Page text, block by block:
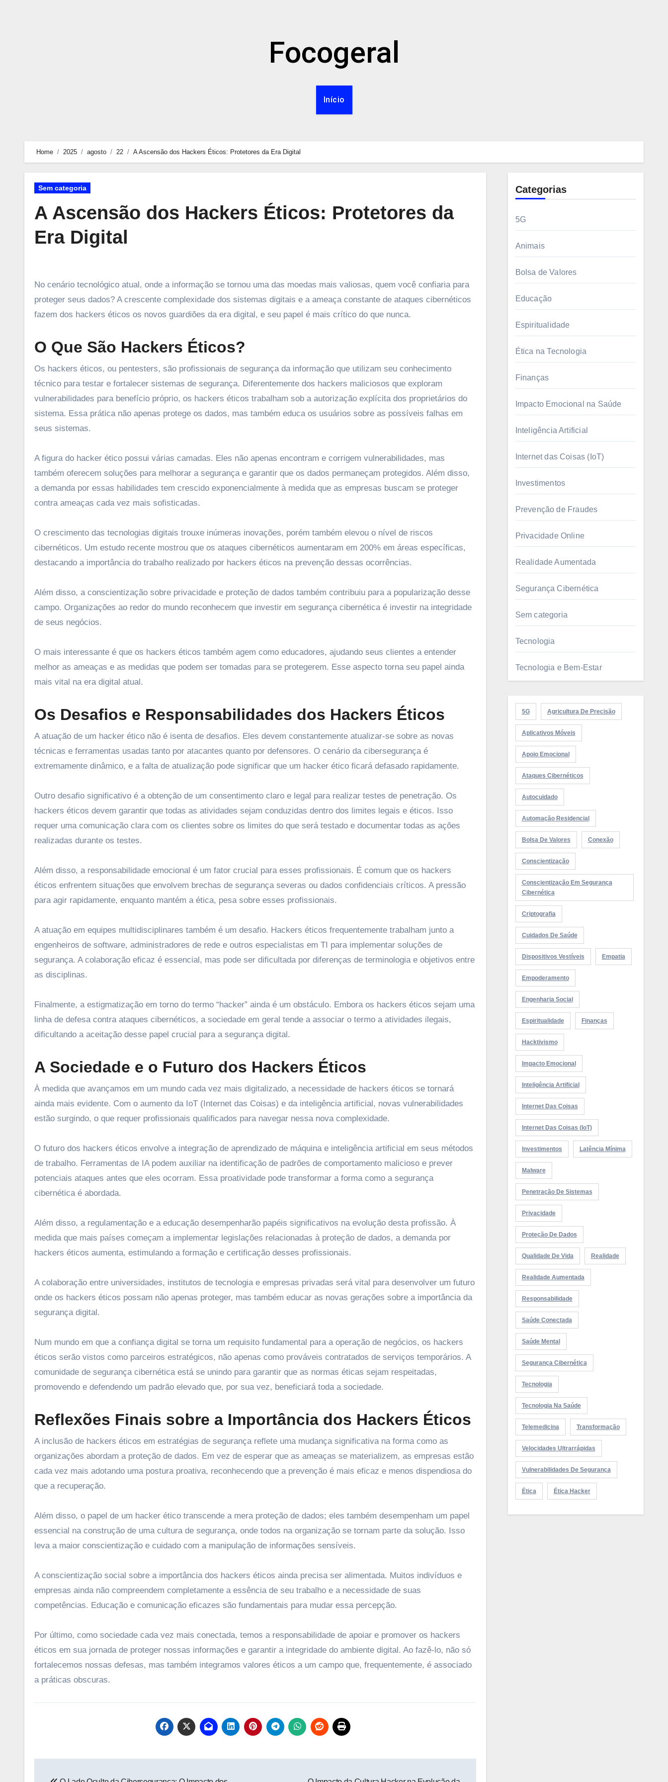
Focogeral
Início
Home 2025 agosto 22 A Ascensão dos Hackers Éticos: Protetores da Era Digital
Sem categoria
A Ascensão dos Hackers Éticos: Protetores da
Era Digital
No cenário tecnológico atual, onde a informação se tornou uma das moedas mais valiosas, quem você confiaria para
proteger seus dados? A crescente complexidade dos sistemas digitais e a ameaça constante de ataques cibernéticos
fazem dos hackers éticos os novos guardiões da era digital, e seu papel é mais crítico do que nunca.
O Que São Hackers Éticos?
Os hackers éticos, ou pentesters, são profissionais de segurança da informação que utilizam seu conhecimento
técnico para testar e fortalecer sistemas de segurança. Diferentemente dos hackers maliciosos que exploram
vulnerabilidades para benefício próprio, os hackers éticos trabalham sob a autorização explícita dos proprietários do
sistema. Essa prática não apenas protege os dados, mas também educa os usuários sobre as possíveis falhas em
seus sistemas.
A figura do hacker ético possui várias camadas. Eles não apenas encontram e corrigem vulnerabilidades, mas
também oferecem soluções para melhorar a segurança e garantir que os dados permaneçam protegidos. Além disso,
a demanda por essas habilidades tem crescido exponencialmente à medida que as empresas buscam se proteger
contra ameaças cada vez mais sofisticadas.
O crescimento das tecnologias digitais trouxe inúmeras inovações, porém também elevou o nível de riscos
cibernéticos. Um estudo recente mostrou que os ataques cibernéticos aumentaram em 200% em áreas específicas,
destacando a importância do trabalho realizado por hackers éticos na prevenção dessas ocorrências.
Além disso, a conscientização sobre privacidade e proteção de dados também contribuiu para a popularização desse
campo. Organizações ao redor do mundo reconhecem que investir em segurança cibernética é investir na integridade
de seus negócios.
O mais interessante é que os hackers éticos também agem como educadores, ajudando seus clientes a entender
melhor as ameaças e as medidas que podem ser tomadas para se protegerem. Esse aspecto torna seu papel ainda
mais vital na era digital atual.
Os Desafios e Responsabilidades dos Hackers Éticos
A atuação de um hacker ético não é isenta de desafios. Eles devem constantemente atualizar-se sobre as novas
técnicas e ferramentas usadas tanto por atacantes quanto por defensores. O cenário da cibersegurança é
extremamente dinâmico, e a falta de atualização pode significar que um hacker ético ficará defasado rapidamente.
Outro desafio significativo é a obtenção de um consentimento claro e legal para realizar testes de penetração. Os
hackers éticos devem garantir que todas as atividades sejam conduzidas dentro dos limites legais e éticos. Isso
requer uma comunicação clara com os clientes sobre os limites do que será testado e documentar todas as ações
realizadas durante os testes.
Além disso, a responsabilidade emocional é um fator crucial para esses profissionais. É comum que os hackers
éticos enfrentem situações que envolvem brechas de segurança severas ou dados confidenciais críticos. A pressão
para agir rapidamente, enquanto mantém a ética, pesa sobre esses profissionais.
A atuação em equipes multidisciplinares também é um desafio. Hackers éticos frequentemente trabalham junto a
engenheiros de software, administradores de rede e outros especialistas em TI para implementar soluções de
segurança. A colaboração eficaz é essencial, mas pode ser dificultada por diferenças de terminologia e objetivos entre
as disciplinas.
Finalmente, a estigmatização em torno do termo “hacker” ainda é um obstáculo. Embora os hackers éticos sejam uma
linha de defesa contra ataques cibernéticos, a sociedade em geral tende a associar o termo a atividades ilegais,
dificultando a aceitação desse papel crucial para a segurança digital.
A Sociedade e o Futuro dos Hackers Éticos
À medida que avançamos em um mundo cada vez mais digitalizado, a necessidade de hackers éticos se tornará
ainda mais evidente. Com o aumento da IoT (Internet das Coisas) e da inteligência artificial, novas vulnerabilidades
estão surgindo, o que requer profissionais qualificados para navegar nessa nova complexidade.
O futuro dos hackers éticos envolve a integração de aprendizado de máquina e inteligência artificial em seus métodos
de trabalho. Ferramentas de IA podem auxiliar na identificação de padrões de comportamento malicioso e prever
potenciais ataques antes que eles ocorram. Essa proatividade pode transformar a forma como a segurança
cibernética é abordada.
Além disso, a regulamentação e a educação desempenharão papéis significativos na evolução desta profissão. À
medida que mais países começam a implementar legislações relacionadas à proteção de dados, a demanda por
hackers éticos aumenta, estimulando a formação e certificação desses profissionais.
A colaboração entre universidades, institutos de tecnologia e empresas privadas será vital para desenvolver um futuro
onde os hackers éticos possam não apenas proteger, mas também educar as novas gerações sobre a importância da
segurança digital.
Num mundo em que a confiança digital se torna um requisito fundamental para a operação de negócios, os hackers
éticos serão vistos como parceiros estratégicos, não apenas como prováveis contratados de serviços temporários. A
comunidade de segurança cibernética está se unindo para garantir que as normas éticas sejam respeitadas,
promovendo e defendendo um padrão elevado que, por sua vez, beneficiará toda a sociedade.
Reflexões Finais sobre a Importância dos Hackers Éticos
A inclusão de hackers éticos em estratégias de segurança reflete uma mudança significativa na forma como as
organizações abordam a proteção de dados. Em vez de esperar que as ameaças se materializem, as empresas estão
cada vez mais adotando uma postura proativa, reconhecendo que a prevenção é mais eficaz e menos dispendiosa do
que a recuperação.
Além disso, o papel de um hacker ético transcende a mera proteção de dados; eles também desempenham um papel
essencial na construção de uma cultura de segurança, onde todos na organização se tornam parte da solução. Isso
leva a maior conscientização e cuidado com a manipulação de informações sensíveis.
A conscientização social sobre a importância dos hackers éticos ainda precisa ser alimentada. Muitos indivíduos e
empresas ainda não compreendem completamente a essência de seu trabalho e a necessidade de suas
competências. Educação e comunicação eficazes são fundamentais para mudar essa percepção.
Por último, como sociedade cada vez mais conectada, temos a responsabilidade de apoiar e promover os hackers
éticos em sua jornada de proteger nossas informações e garantir a integridade do ambiente digital. Ao fazê-lo, não só
fortalecemos nossas defesas, mas também integramos valores éticos a um campo que, frequentemente, é associado
a práticas obscuras.
Categorias
5G
Animais
Bolsa de Valores
Educação
Espiritualidade
Ética na Tecnologia
Finanças
Impacto Emocional na Saúde
Inteligência Artificial
Internet das Coisas (IoT)
Investimentos
Prevenção de Fraudes
Privacidade Online
Realidade Aumentada
Segurança Cibernética
Sem categoria
Tecnologia
Tecnologia e Bem-Estar
5G Agricultura De Precisão
Aplicativos Móveis
Apoio Emocional
Ataques Cibernéticos
Autocuidado
Automação Residencial
Bolsa De Valores Conexão
Conscientização
Conscientização Em Segurança
Cibernética
Criptografia
Cuidados De Saúde
Dispositivos Vestíveis Empatia
Empoderamento
Engenharia Social
Espiritualidade Finanças
Hacktivismo
Impacto Emocional
Inteligência Artificial
Internet Das Coisas
Internet Das Coisas (IoT)
Investimentos Latência Mínima
Malware
Penetração De Sistemas
Privacidade
Proteção De Dados
Qualidade De Vida Realidade
Realidade Aumentada
Responsabilidade
Saúde Conectada
Saúde Mental
Segurança Cibernética
Tecnologia
Tecnologia Na Saúde
Telemedicina Transformação
Velocidades Ultrarrápidas
Vulnerabilidades De Segurança
Ética Ética Hacker